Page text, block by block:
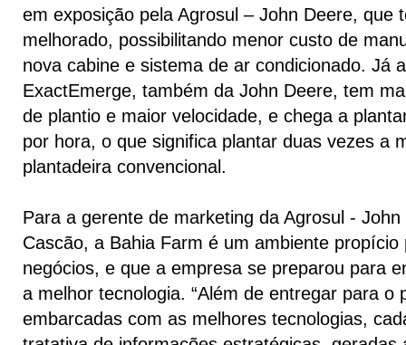
em exposição pela Agrosul – John Deere, que
melhorado, possibilitando menor custo de
nova cabine e sistema de ar condicionado. Já
ExactEmerge, também da John Deere, tem
de plantio e maior velocidade, e chega a
por hora, o que significa plantar duas vezes a
plantadeira convencional.
Para a gerente de marketing da Agrosul -
Cascão, a Bahia Farm é um ambiente propício
negócios, e que a empresa se preparou para
a melhor tecnologia. “Além de entregar para o
embarcadas com as melhores tecnologias,